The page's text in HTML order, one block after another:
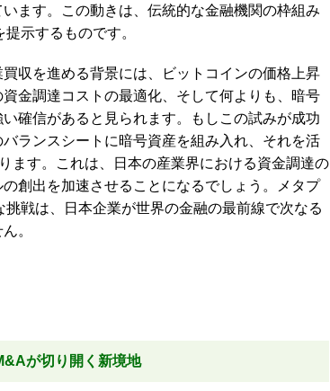
ます。この動きは、伝統的な金融機関の枠組み
示するものです。
収を進める背景には、ビットコインの価格上昇
金調達コストの最適化、そして何よりも、暗号
確信があると見られます。もしこの試みが成功
ランスシートに暗号資産を組み入れ、それを活
ます。これは、日本の産業界における資金調達の
創出を加速させることになるでしょう。メタプ
戦は、日本企業が世界の金融の最前線で次なる
。
が切り開く新境地